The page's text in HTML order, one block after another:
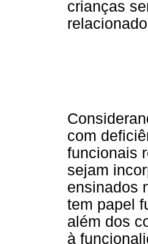
crianças
com
funcionais
sejam
ensinados
tem papel
além dos
à